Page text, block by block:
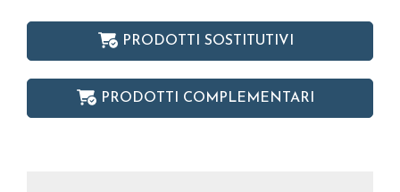
PRODOTTI SOSTITUTIVI
PRODOTTI COMPLEMENTARI